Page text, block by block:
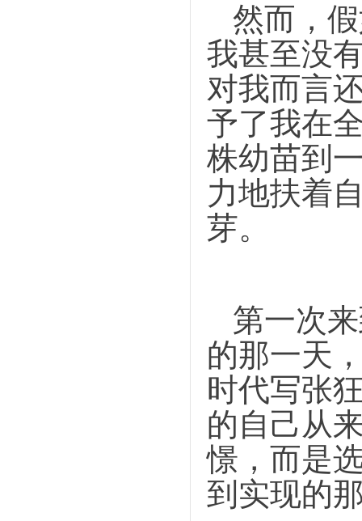
然而，
我甚至没
对我而言
予了我在
株幼苗到
力地扶着
芽。
第一次
的那一天
时代写张
的自己从
憬，而是
到实现的